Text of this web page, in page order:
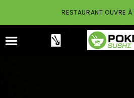
RESTAURANT OUVRE À